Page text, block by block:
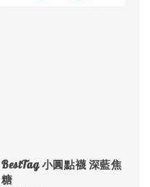
BestTag 小圓點襪 深藍焦
糖